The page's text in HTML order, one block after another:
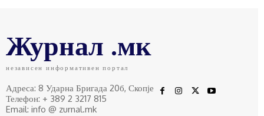
Журнал .мк
независен информативен портал
Адреса: 8 Ударна Бригада 20б, Скопје
Телефон: + 389 2 3217 815
Email: info @ zurnal.mk